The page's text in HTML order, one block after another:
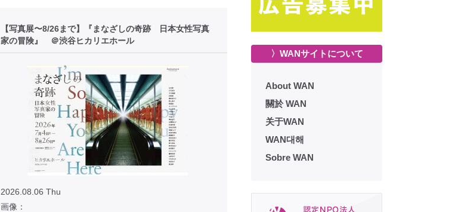
【写真展〜8/26まで】『まなざしの奇跡 日本女性写真
家の冒険』 ＠渋谷ヒカリエホール
2026.08.06 Thu
画像：
〉WANサイトについて
About WAN
關於 WAN
关于WAN
WAN대해
Sobre WAN